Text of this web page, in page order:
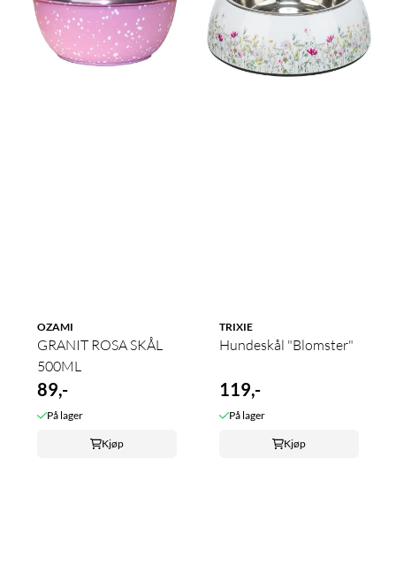
OZAMI
GRANIT ROSA SKÅL
500ML
89,-
På lager
Kjøp
TRIXIE
Hundeskål "Blomster"
119,-
På lager
Kjøp